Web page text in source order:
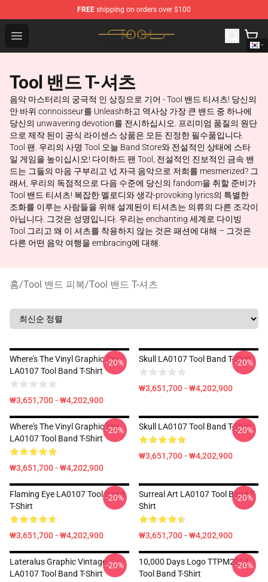
FREE shipping on orders over $100
Open menu
Tool Store - Official Tool Merchandise Shop
Tool 밴드 T-셔츠
음악 마스터리의 궁극적 인 상징으로 기어 - Tool 밴드 티셔츠! 당신의
안 바위 connoisseur를 Unleash하고 역사상 가장 큰 밴드 중 하나에
당신의 unwavering devotion를 전시하십시오. 프리미엄 품질의 원단
으로 제작 된이 공식 라이센스 상품은 모든 진정한 필수품입니다.
Tool 팬. 우리의 사명 Tool 오늘 Band Store와 전설적인 상태에 스타
일 게임을 높이십시오! 다이하드 팬 Tool, 전설적인 진보적인 금속 밴
드는 그들의 마음 구부리고 넋 자극 음악으로 저희를 mesmerized? 그
래서, 우리의 독점적으로 다음 수준에 당신의 fandom을 취할 준비가
Tool 밴드 티셔츠! 복잡한 멜로디와 생각-provoking lyrics의 특별한
조화를 이루는 사람들을 위해 설계된이 티셔츠는 의류의 다른 조각이
아닙니다. 그것은 성명입니다. 우리는 enchanting 세계로 다이빙
Tool 그리고 왜 이 셔츠를 착용하지 않는 것은 패션에 대해 – 그것은
다른 어떤 음악 여행을 embracing에 대해.
홈/Tool 밴드 피복/Tool 밴드 T-셔츠
Where's The Vinyl Graphic Tee
LA0107 Tool Band T-Shirt
₩3,651,700 - ₩4,202,900
-20% Skull LA0107 Tool Band T-Shirt
₩3,651,700 - ₩4,202,900
-20%
Where's The Vinyl Graphic Tee
LA0107 Tool Band T-Shirt
₩3,651,700 - ₩4,202,900
-20% Skull LA0107 Tool Band T-Shirt
₩3,651,700 - ₩4,202,900
-20%
Flaming Eye LA0107 Tool Band
T-Shirt
₩3,651,700 - ₩4,202,900
-20%
Surreal Art LA0107 Tool Band T-
Shirt
₩3,651,700 - ₩4,202,900
-20%
Lateralus Graphic Vintage
LA0107 Tool Band T-Shirt
-20%
10,000 Days Logo TTPM2004
Tool Band T-Shirt
-20%